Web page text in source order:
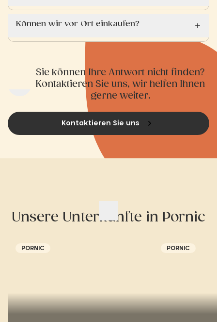
Können wir vor Ort einkaufen?
Sie können Ihre Antwort nicht finden?
Kontaktieren Sie uns, wir helfen Ihnen
gerne weiter.
Kontaktieren Sie uns
Unsere Unterkünfte in Pornic
PORNIC PORNIC